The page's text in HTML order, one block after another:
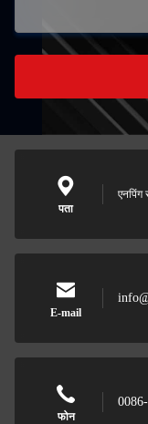
पता
एनपिंग
E-mail
फोन